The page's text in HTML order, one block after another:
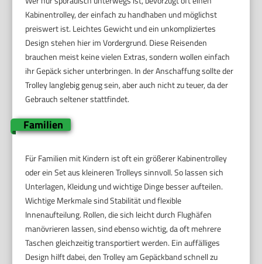
Kabinentrolley, der einfach zu handhaben und möglichst
preiswert ist. Leichtes Gewicht und ein unkompliziertes
Design stehen hier im Vordergrund. Diese Reisenden
brauchen meist keine vielen Extras, sondern wollen einfach
ihr Gepäck sicher unterbringen. In der Anschaffung sollte der
Trolley langlebig genug sein, aber auch nicht zu teuer, da der
Gebrauch seltener stattfindet.
Familien
Für Familien mit Kindern ist oft ein größerer Kabinentrolley
oder ein Set aus kleineren Trolleys sinnvoll. So lassen sich
Unterlagen, Kleidung und wichtige Dinge besser aufteilen.
Wichtige Merkmale sind Stabilität und flexible
Innenaufteilung. Rollen, die sich leicht durch Flughäfen
manövrieren lassen, sind ebenso wichtig, da oft mehrere
Taschen gleichzeitig transportiert werden. Ein auffälliges
Design hilft dabei, den Trolley am Gepäckband schnell zu